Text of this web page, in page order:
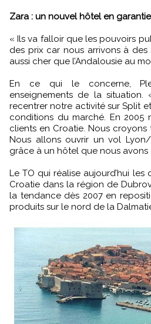
Zara : un nouvel hôtel en garantie
« Ils va falloir que les pouvoirs
des prix car nous arrivons à
aussi cher que l’Andalousie au
En ce qui le concerne,
enseignements de la situation.
recentrer notre activité sur Split
conditions du marché. En 2005
clients en Croatie. Nous
Nous allons ouvrir un vol
grâce à un hôtel que nous avons
Le TO qui réalise aujourd’hui
Croatie dans la région de
la tendance dès 2007 en
produits sur le nord de la